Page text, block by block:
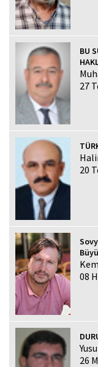
BU
27
20
08
26